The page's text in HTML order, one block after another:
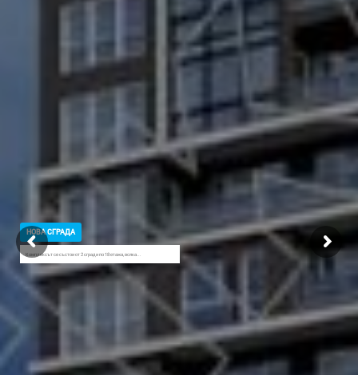
НОВА СГРАДА
Комплексът се състои от 2 сгради по 18 етажа, всяка...